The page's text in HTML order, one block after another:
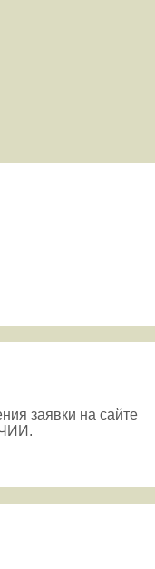
заявки на сайте